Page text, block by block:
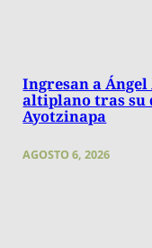
Ingresan a
altiplano tras su
Ayotzinapa
AGOSTO 6, 2026